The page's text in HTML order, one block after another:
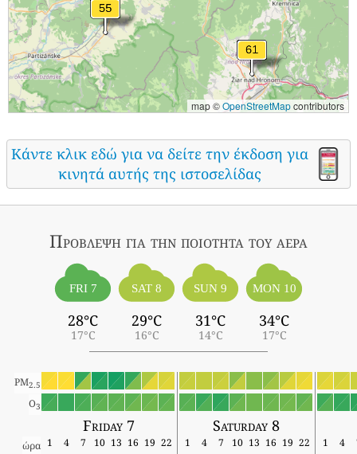
map ©OpenStreetMapcontributors
Κάντε κλικ εδώ για να δείτε την έκδοση για
κινητά αυτής της ιστοσελίδας
Πρόβλεψη για την ποιότητα του αέρα
FRI 7
28°C
17°C
SAT 8
29°C
16°C
SUN 9
31°C
14°C
MON 10
34°C
17°C
PM2.5
O3
Friday 7 Saturday 8
ώρα 1 4 7 10 13 16 19 22 1 4 7 10 13 16 19 22 1 4